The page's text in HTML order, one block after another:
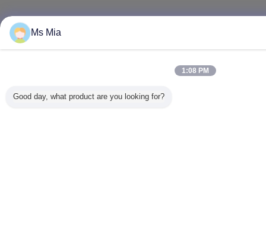
Ms Mia
1:08 PM
Good day, what product are you looking for?